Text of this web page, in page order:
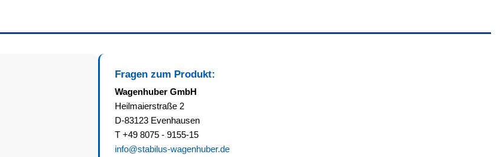
Fragen zum Produkt:
Wagenhuber GmbH
Heilmaierstraße 2
D-83123 Evenhausen
T +49 8075 - 9155-15
info@stabilus-wagenhuber.de